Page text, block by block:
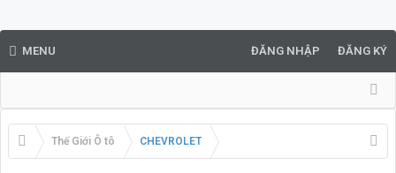
MENU ĐĂNG NHẬP ĐĂNG KÝ
Thế Giới Ô tô CHEVROLET